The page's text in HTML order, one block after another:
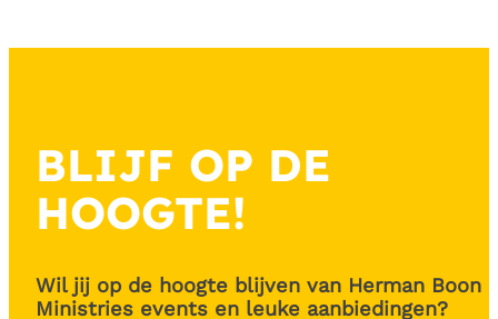
BLIJF OP DE
HOOGTE!
Wil jij op de hoogte blijven van Herman Boon
Ministries events en leuke aanbiedingen?